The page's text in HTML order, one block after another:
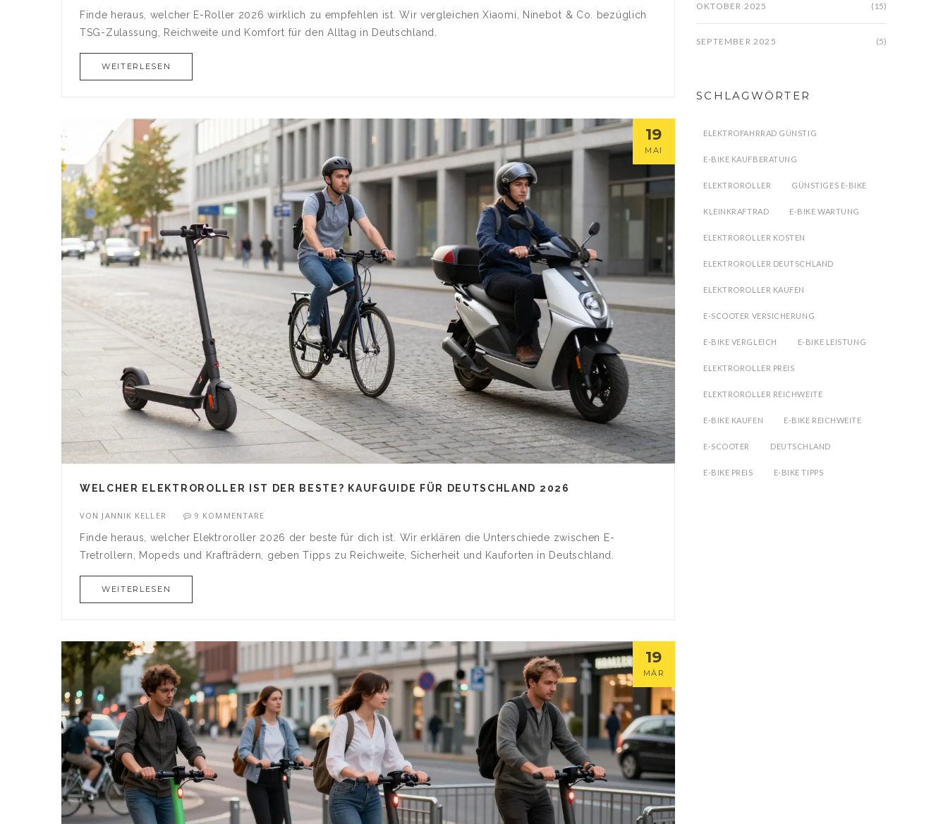
Finde heraus, welcher E-Roller 2026 wirklich zu empfehlen ist. Wir vergleichen Xiaomi, Ninebot & Co. bezüglich
TSG-Zulassung, Reichweite und Komfort für den Alltag in Deutschland.
WEITERLESEN
19
MAI
WELCHER ELEKTROROLLER IST DER BESTE? KAUFGUIDE FÜR DEUTSCHLAND 2026
VON JANNIK KELLER 9 KOMMENTARE
Finde heraus, welcher Elektroroller 2026 der beste für dich ist. Wir erklären die Unterschiede zwischen E-
Tretrollern, Mopeds und Krafträdern, geben Tipps zu Reichweite, Sicherheit und Kauforten in Deutschland.
WEITERLESEN
19
MÄR
OKTOBER 2025 (15)
SEPTEMBER 2025 (5)
SCHLAGWÖRTER
ELEKTROFAHRRAD GÜNSTIG
E-BIKE KAUFBERATUNG
ELEKTROROLLER GÜNSTIGES E-BIKE
KLEINKRAFTRAD E-BIKE WARTUNG
ELEKTROROLLER KOSTEN
ELEKTROROLLER DEUTSCHLAND
ELEKTROROLLER KAUFEN
E-SCOOTER VERSICHERUNG
E-BIKE VERGLEICH E-BIKE LEISTUNG
ELEKTROROLLER PREIS
ELEKTROROLLER REICHWEITE
E-BIKE KAUFEN E-BIKE REICHWEITE
E-SCOOTER DEUTSCHLAND
E-BIKE PREIS E-BIKE TIPPS